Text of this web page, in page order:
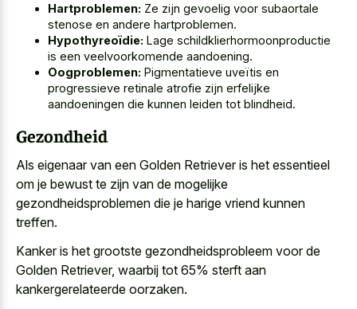
Hartproblemen: Ze zijn gevoelig voor subaortale
stenose en andere hartproblemen.
Hypothyreoïdie: Lage schildklierhormoonproductie
is een veelvoorkomende aandoening.
Oogproblemen: Pigmentatieve uveïtis en
progressieve retinale atrofie zijn erfelijke
aandoeningen die kunnen leiden tot blindheid.
Gezondheid
Als eigenaar van een Golden Retriever is het essentieel
om je bewust te zijn van de mogelijke
gezondheidsproblemen die je harige vriend kunnen
treffen.
Kanker is het grootste gezondheidsprobleem voor de
Golden Retriever, waarbij tot 65% sterft aan
kankergerelateerde oorzaken.